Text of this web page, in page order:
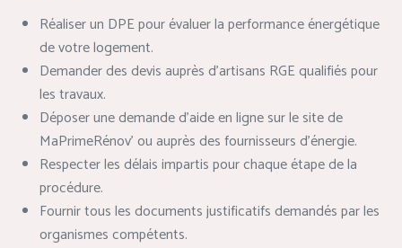
Réaliser un DPE pour évaluer la performance énergétique
de votre logement.
Demander des devis auprès d’artisans RGE qualifiés pour
les travaux.
Déposer une demande d’aide en ligne sur le site de
MaPrimeRénov’ ou auprès des fournisseurs d’énergie.
Respecter les délais impartis pour chaque étape de la
procédure.
Fournir tous les documents justificatifs demandés par les
organismes compétents.